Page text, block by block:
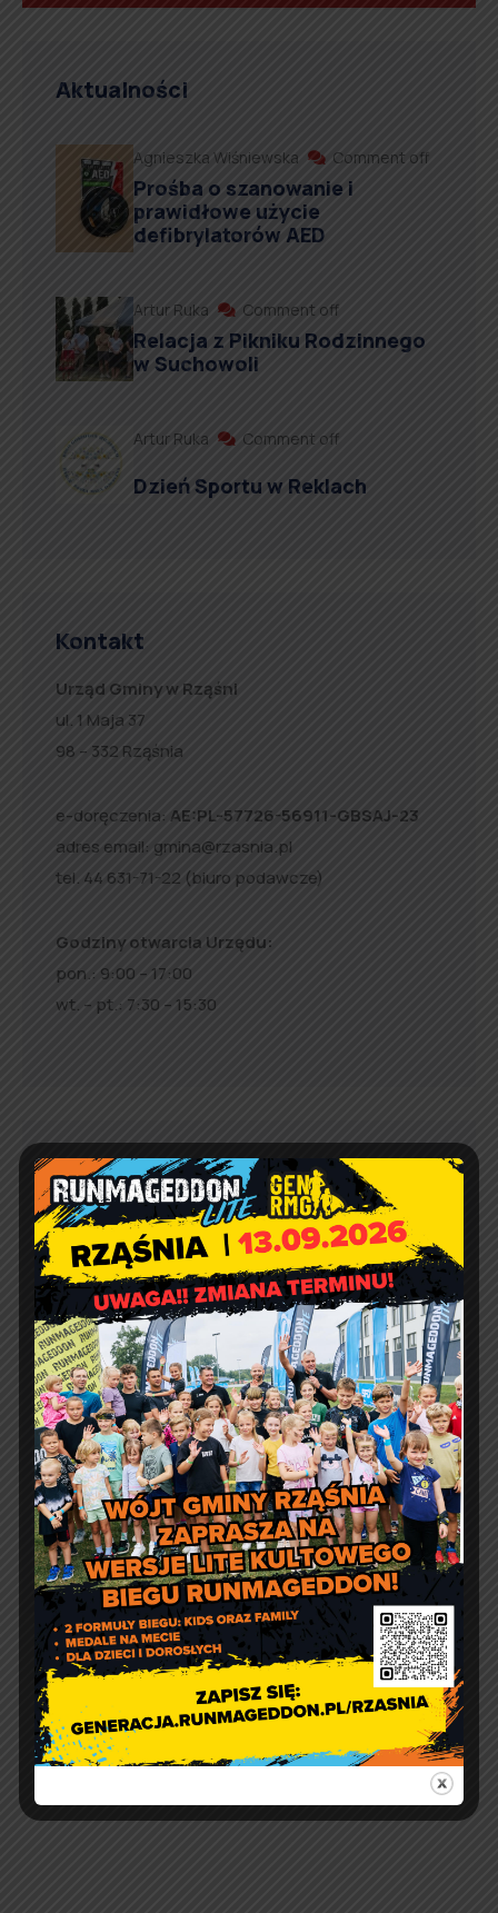
Aktualności
Agnieszka Wiśniewska Comment off
Prośba o szanowanie i
prawidłowe użycie
defibrylatorów AED
Artur Ruka Comment off
Relacja z Pikniku Rodzinnego
w Suchowoli
Artur Ruka Comment off
Dzień Sportu w Reklach
Kontakt
Urząd Gminy w Rząśni
ul. 1 Maja 37
98 – 332 Rząśnia
e-doręczenia: AE:PL-57726-56911-GBSAJ-23
adres email: gmina@rzasnia.pl
tel. 44 631-71-22 (biuro podawcze)
Godziny otwarcia Urzędu:
pon.: 9:00 – 17:00
wt. – pt.: 7:30 – 15:30
Jakość powietrza